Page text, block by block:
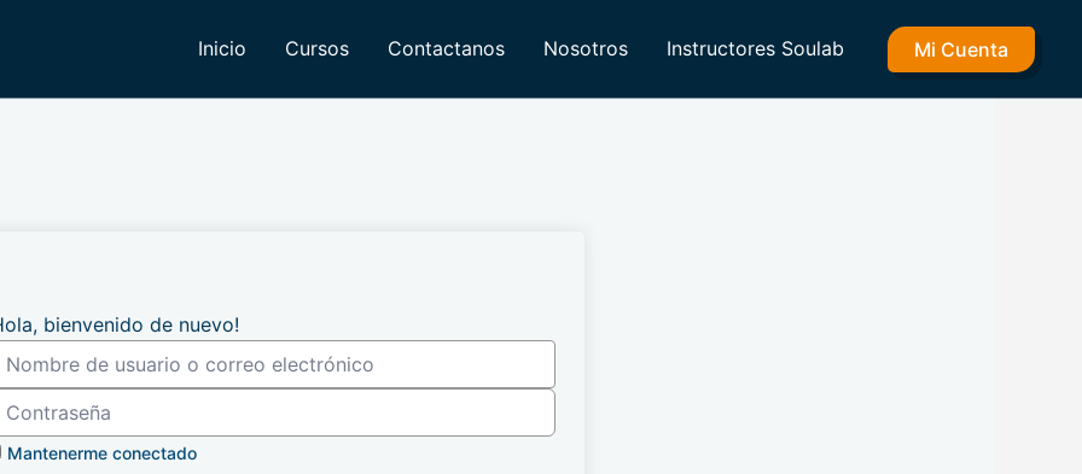
Inicio Cursos Contactanos Nosotros Instructores Soulab Mi Cuenta
bienvenido de nuevo!
Mantenerme conectado